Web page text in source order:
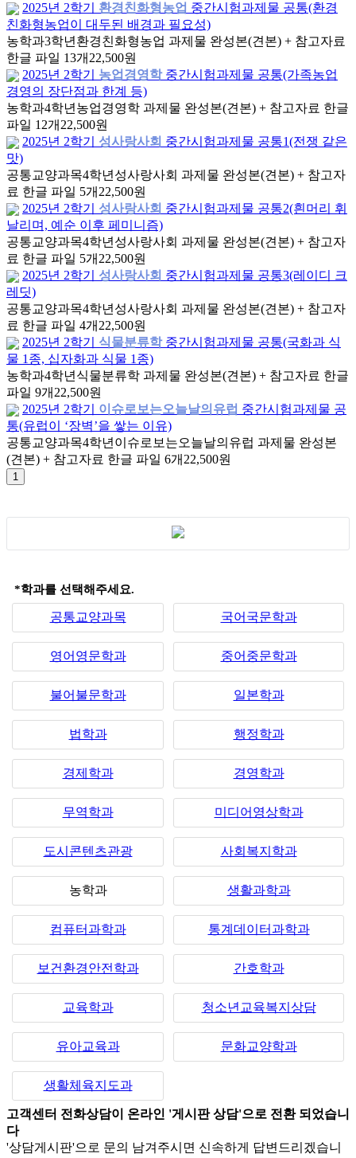
2025년 2학기
환경친화형농업 중간시험과제물 공통(환경
친화형농업이 대두된 배경과 필요성)
농학과3학년 환경친화형농업 과제물 완성본(견본) + 참고자료
한글 파일 13개 22,500원
2025년 2학기
농업경영학 중간시험과제물 공통(가족농업
경영의 장단점과 한계 등)
농학과4학년 농업경영학 과제물 완성본(견본) + 참고자료 한글
파일 12개 22,500원
2025년 2학기
성사랑사회 중간시험과제물 공통1(전쟁 같은
맛)
공통교양과목4학년 성사랑사회 과제물 완성본(견본) + 참고자
료 한글 파일 5개 22,500원
2025년 2학기
성사랑사회 중간시험과제물 공통2(흰머리 휘
날리며, 예순 이후 페미니즘)
공통교양과목4학년 성사랑사회 과제물 완성본(견본) + 참고자
료 한글 파일 5개 22,500원
2025년 2학기
성사랑사회 중간시험과제물 공통3(레이디 크
레딧)
공통교양과목4학년 성사랑사회 과제물 완성본(견본) + 참고자
료 한글 파일 4개 22,500원
2025년 2학기
식물분류학 중간시험과제물 공통(국화과 식
물 1종, 십자화과 식물 1종)
농학과4학년 식물분류학 과제물 완성본(견본) + 참고자료 한글
파일 9개 22,500원
2025년 2학기
이슈로보는오늘날의유럽 중간시험과제물 공
통(유럽이 ‘장벽’을 쌓는 이유)
공통교양과목4학년 이슈로보는오늘날의유럽 과제물 완성본
(견본) + 참고자료 한글 파일 6개 22,500원
*학과를 선택해주세요.
공통교양과목 국어국문학과
영어영문학과 중어중문학과
불어불문학과 일본학과
법학과 행정학과
경제학과 경영학과
무역학과 미디어영상학과
도시콘텐츠관광 사회복지학과
농학과 생활과학과
컴퓨터과학과 통계데이터과학과
보건환경안전학과 간호학과
교육학과 청소년교육복지상담
유아교육과 문화교양학과
생활체육지도과
고객센터 전화상담이 온라인 '게시판 상담'으로 전환 되었습니
다
'상담게시판'으로 문의 남겨주시면 신속하게 답변드리겠습니